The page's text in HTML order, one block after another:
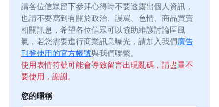
請各位信眾留下參拜心得時不要透露出個人資訊，
也請不要寫到有關於政治、謾罵、色情、商品買賣
相關訊息，希望各位信眾可以協助維護討論區風
氣，若您需要進行商業訊息曝光，請加入我們廣告
刊登使用的官方帳號與我們聯繫。
使用表情符號可能會導致留言出現亂碼，請盡量不
要使用，謝謝。
您的暱稱